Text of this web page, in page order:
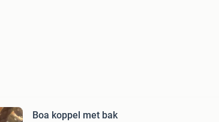
Boa koppel met bak